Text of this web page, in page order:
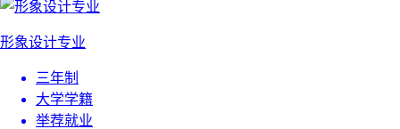
形象设计专业
三年制
大学学籍
举荐就业